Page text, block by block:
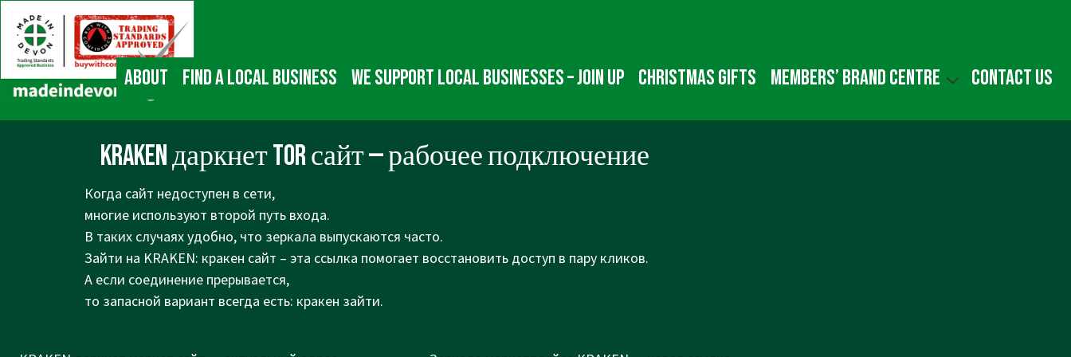
Skip
Main
Content
Main
Navigation
About Find a local business We Support Local Businesses – Join up Christmas gifts Members’ Brand Centre Contact us
KRAKEN даркнет TOR сайт — рабочее подключение
Когда сайт недоступен в сети,
многие используют второй путь входа.
В таких случаях удобно, что зеркала выпускаются часто.
Зайти на KRAKEN: кракен сайт – эта ссылка помогает восстановить доступ в пару кликов.
А если соединение прерывается,
то запасной вариант всегда есть: кракен зайти.